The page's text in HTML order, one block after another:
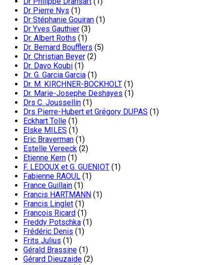
Dr Pierre Nys (1)
Dr Stéphanie Gouiran (1)
Dr Yves Gauthier (3)
Dr. Albert Roths (1)
Dr. Bernard Boufflers (5)
Dr. Christian Beyer (2)
Dr. Davo Koubi (1)
Dr. G. Garcia Garcia (1)
Dr. M. KIRCHNER-BOCKHOLT (1)
Dr. Marie-Josephe Deshayes (1)
Drs C. Joussellin (1)
Drs Pierre-Hubert et Grégory DUPAS (1)
Eckhart Tolle (1)
Elske MILES (1)
Eric Braverman (1)
Estelle Vereeck (2)
Etienne Kern (1)
F. LEDOUX et G. GUENIOT (1)
Fabienne RAOUL (1)
France Guillain (1)
Francis HARTMANN (1)
Francis Linglet (1)
François Ricard (1)
Freddy Potschka (1)
Frédéric Denis (1)
Frits Julius (1)
Gérald Brassine (1)
Gérard Dieuzaide (2)